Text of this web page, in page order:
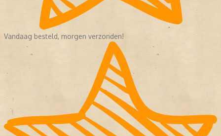
Vandaag besteld, morgen verzonden!